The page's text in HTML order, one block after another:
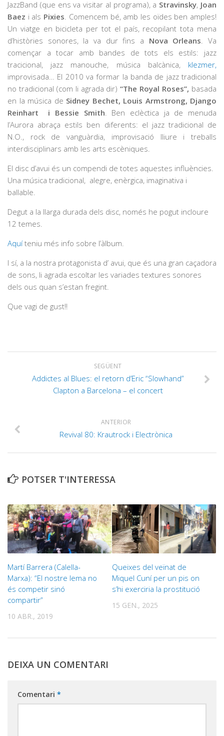
JazzBand (que ens va visitar al programa), a Stravinsky, Joan
Baez i als Pixies. Comencem bé, amb les oïdes ben amples!
Un viatge en bicicleta per tot el país, recopilant tota mena
d’històries sonores, la va dur fins a Nova Orleans. Va
començar a tocar amb bandes de tots els estils: jazz
tracicional, jazz manouche, música balcànica, klezmer,
improvisada… El 2010 va formar la banda de jazz tradicional
no tradicional (com li agrada dir)“The Royal Roses”, basada
en la música de Sidney Bechet, Louis Armstrong, Django
Reinhart i Bessie Smith. Ben eclèctica ja de menuda
l’Aurora abraça estils ben diferents: el jazz tradicional de
N.O., rock de vanguàrdia, improvisació lliure i treballs
interdisciplinars amb les arts escèniques.
El disc d’avui és un compendi de totes aquestes influències.
Una música tradicional, alegre, enèrgica, imaginativa i
ballable.
Degut a la llarga durada dels disc, només he pogut incloure
12 temes.
Aquíteniu més info sobre l’àlbum.
I sí, a la nostra protagonista d’ avui, que és una gran caçadora
de sons, li agrada escoltar les variades textures sonores
dels ous quan s’estan fregint.
Que vagi de gust!!
SEGÜENT
Addictes al Blues: el retorn d’Eric “Slowhand”
Clapton a Barcelona – el concert
ANTERIOR
Revival 80: Krautrock i Electrònica
POTSER T'INTERESSA
Martí Barrera (Calella-
Marxa): “El nostre lema no
és competir sinó
compartir”
10 ABR., 2019
Queixes del veïnat de
Miquel Cuní per un pis on
s’hi exerciria la prostitució
15 GEN., 2025
DEIXA UN COMENTARI
Comentari *